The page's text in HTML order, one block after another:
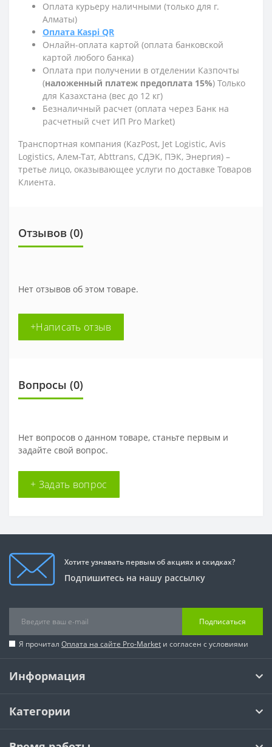
Оплата курьеру наличными (только для г.
Алматы)
Оплата Kaspi QR
Онлайн-оплата картой (оплата банковской
картой любого банка)
Оплата при получении в отделении Казпочты
(наложенный платеж предоплата 15%) Только
для Казахстана (вес до 12 кг)
Безналичный расчет (оплата через Банк на
расчетный счет ИП Pro Market)
Транспортная компания (KazPost, Jet Logistic, Avis
Logistics, Алем-Тат, Abttrans, СДЭК, ПЭК, Энергия) –
третье лицо, оказывающее услуги по доставке Товаров
Клиента.
Отзывов (0)
Нет отзывов об этом товаре.
+Написать отзыв
Вопросы (0)
Нет вопросов о данном товаре, станьте первым и
задайте свой вопрос.
+ Задать вопрос
Хотите узнавать первым об акциях и скидках?
Подпишитесь на нашу рассылку
Подписаться
Я прочитал Оплата на сайте Pro-Market и согласен с условиями
Информация
Категории